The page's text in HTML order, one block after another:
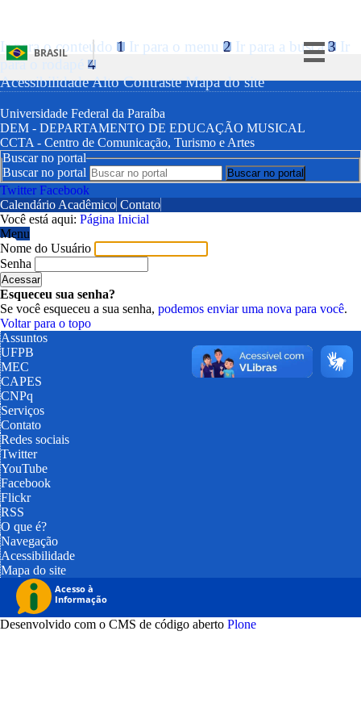
Ir para o conteúdo 1 Ir para o menu 2 Ir para a busca3 Ir
para o rodapé 4
AcessibilidadeAlto Contraste Mapa do site
BRASIL
Simplifique!
Participe
Acesso à informação
Legislação
Universidade Federal da Paraíba
DEM - DEPARTAMENTO DE EDUCAÇÃO MUSICAL
CCTA - Centro de Comunicação, Turismo e Artes
Buscar no portal
Buscar no portal
Twitter Facebook
Calendário Acadêmico Contato
Você está aqui: Página Inicial
Menu
Nome do Usuário
Senha
Esqueceu sua senha?
Se você esqueceu a sua senha, podemos enviar uma nova para você.
Voltar para o topo
Assuntos
UFPB
MEC
CAPES
CNPq
Serviços
Contato
Redes sociais
Twitter
YouTube
Facebook
Flickr
RSS
O que é?
Navegação
Acessibilidade
Mapa do site
Desenvolvido com o CMS de código aberto Plone